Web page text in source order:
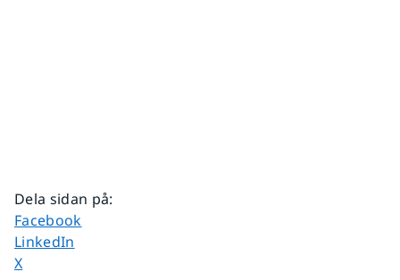
Dela sidan på:
Dela sidan på
Facebook
Dela sidan på
LinkedIn
Dela sidan på
X